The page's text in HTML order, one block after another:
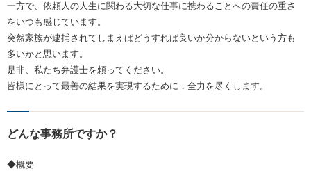
一方で、依頼人の人生に関わる大切な仕事に携わることへの責任の重さ
をいつも感じています。
突然家族が逮捕されてしまえばどうすれば良いか分からないという方も
多いかと思います。
是非、私たち弁護士を頼ってください。
皆様にとって最善の結果を実現するために，全力を尽くします。
どんな事務所ですか？
◆概要